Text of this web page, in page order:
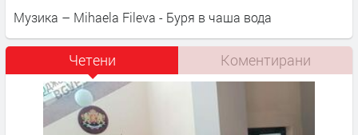
Музика – Mihaela Fileva - Буря в чаша вода
Четени Коментирани